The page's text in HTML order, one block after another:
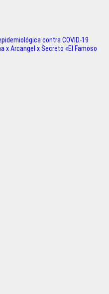
contra COVID-19
x Arcangel x Secreto «El Famoso